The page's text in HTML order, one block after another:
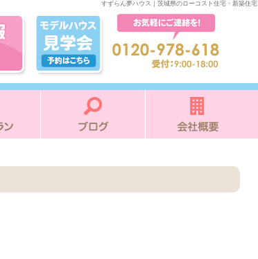
すずらん夢ハウス｜茨城県のローコスト住宅・新築住宅